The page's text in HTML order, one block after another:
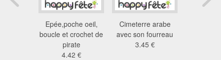
Epée,poche oeil,
boucle et crochet de
pirate
4.42 €
Cimeterre arabe
avec son fourreau
3.45 €